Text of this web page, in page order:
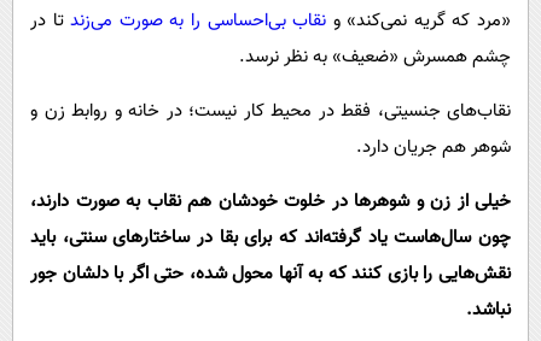
«مرد که گریه نمی‌کند» و نقاب بی‌احساسی را به صورت می‌زندتا در
چشم همسرش «ضعیف» به نظر نرسد.
نقاب‌های جنسیتی، فقط در محیط کار نیست؛ در خانه و روابط زن و
شوهر هم جریان دارد.
خیلی از زن و شوهرها در خلوت خودشان هم نقاب به صورت دارند،
چون سال‌هاست یاد گرفته‌اند که برای بقا در ساختارهای سنتی، باید
نقش‌هایی را بازی کنند که به آنها محول شده، حتی اگر با دلشان جور
نباشد.